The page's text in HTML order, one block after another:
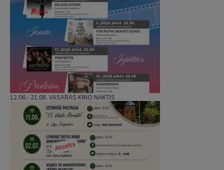
12.06.- 21.08. VASARAS KINO NAKTIS